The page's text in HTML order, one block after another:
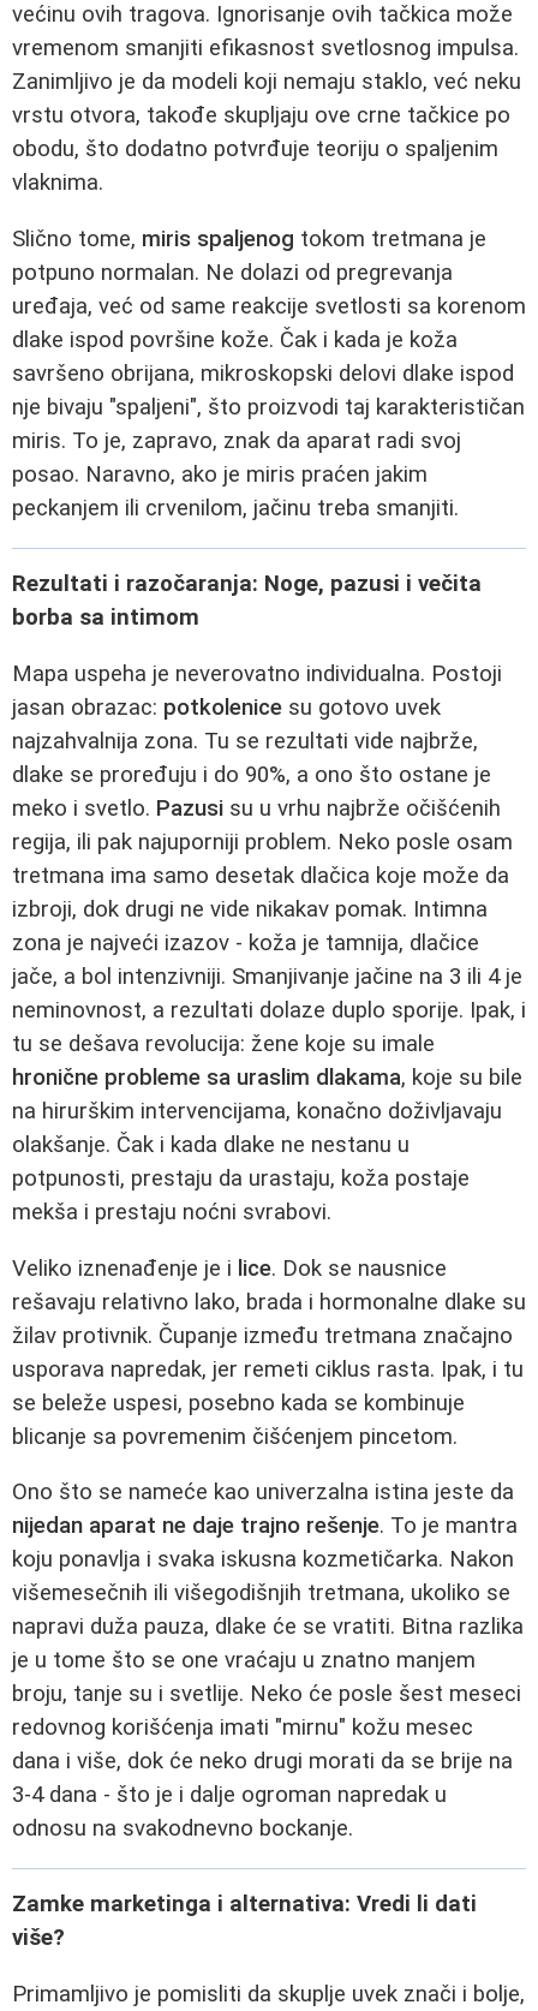
većinu ovih tragova. Ignorisanje ovih tačkica može
vremenom smanjiti efikasnost svetlosnog impulsa.
Zanimljivo je da modeli koji nemaju staklo, već neku
vrstu otvora, takođe skupljaju ove crne tačkice po
obodu, što dodatno potvrđuje teoriju o spaljenim
vlaknima.
Slično tome, miris spaljenog tokom tretmana je
potpuno normalan. Ne dolazi od pregrevanja
uređaja, već od same reakcije svetlosti sa korenom
dlake ispod površine kože. Čak i kada je koža
savršeno obrijana, mikroskopski delovi dlake ispod
nje bivaju "spaljeni", što proizvodi taj karakterističan
miris. To je, zapravo, znak da aparat radi svoj
posao. Naravno, ako je miris praćen jakim
peckanjem ili crvenilom, jačinu treba smanjiti.
Rezultati i razočaranja: Noge, pazusi i večita
borba sa intimom
Mapa uspeha je neverovatno individualna. Postoji
jasan obrazac: potkolenice su gotovo uvek
najzahvalnija zona. Tu se rezultati vide najbrže,
dlake se proređuju i do 90%, a ono što ostane je
meko i svetlo. Pazusi su u vrhu najbrže očišćenih
regija, ili pak najuporniji problem. Neko posle osam
tretmana ima samo desetak dlačica koje može da
izbroji, dok drugi ne vide nikakav pomak. Intimna
zona je najveći izazov - koža je tamnija, dlačice
jače, a bol intenzivniji. Smanjivanje jačine na 3 ili 4 je
neminovnost, a rezultati dolaze duplo sporije. Ipak, i
tu se dešava revolucija: žene koje su imale
hronične probleme sa uraslim dlakama, koje su bile
na hirurškim intervencijama, konačno doživljavaju
olakšanje. Čak i kada dlake ne nestanu u
potpunosti, prestaju da urastaju, koža postaje
mekša i prestaju noćni svrabovi.
Veliko iznenađenje je i lice. Dok se nausnice
rešavaju relativno lako, brada i hormonalne dlake su
žilav protivnik. Čupanje između tretmana značajno
usporava napredak, jer remeti ciklus rasta. Ipak, i tu
se beleže uspesi, posebno kada se kombinuje
blicanje sa povremenim čišćenjem pincetom.
Ono što se nameće kao univerzalna istina jeste da
nijedan aparat ne daje trajno rešenje. To je mantra
koju ponavlja i svaka iskusna kozmetičarka. Nakon
višemesečnih ili višegodišnjih tretmana, ukoliko se
napravi duža pauza, dlake će se vratiti. Bitna razlika
je u tome što se one vraćaju u znatno manjem
broju, tanje su i svetlije. Neko će posle šest meseci
redovnog korišćenja imati "mirnu" kožu mesec
dana i više, dok će neko drugi morati da se brije na
3-4 dana - što je i dalje ogroman napredak u
odnosu na svakodnevno bockanje.
Zamke marketinga i alternativa: Vredi li dati
više?
Primamljivo je pomisliti da skuplje uvek znači i bolje,